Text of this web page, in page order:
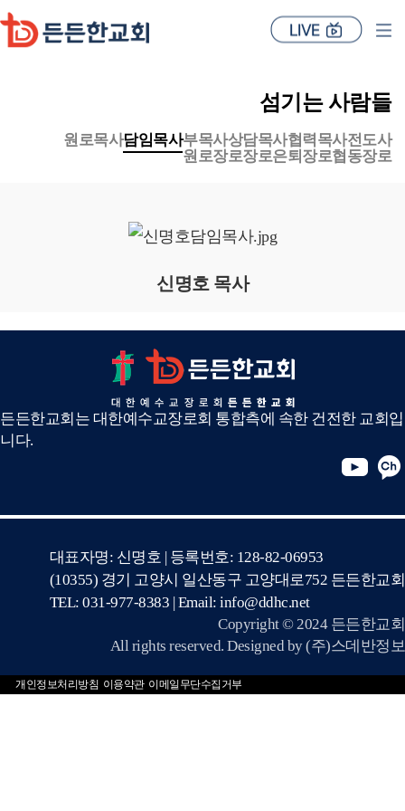
섬기는 사람들
원로목사담임목사부목사상담목사협력목사전도사
원로장로장로은퇴장로협동장로
신명호 목사
든든한교회는 대한예수교장로회 통합측에 속한 건전한 교회입
니다.
대표자명: 신명호 | 등록번호: 128-82-06953
(10355) 경기 고양시 일산동구 고양대로752 든든한교회
TEL: 031-977-8383 | Email: info@ddhc.net
Copyright © 2024 든든한교회
All rights reserved. Designed by(주)스데반정보
개인정보처리방침 이용약관 이메일무단수집거부